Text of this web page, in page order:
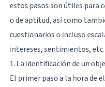
estos pasos son útiles para
o de aptitud, así como
cuestionarios o incluso
intereses, sentimientos, etc.
1. La identificación de un
El primer paso a la hora de